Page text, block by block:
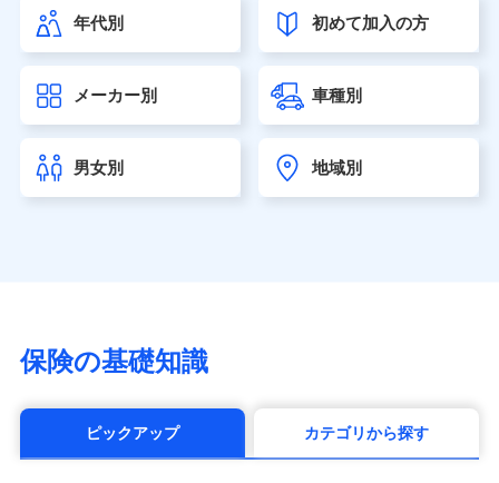
第一ネオ生命保険株式会社（https://neofirst.co.jp/）
大樹生命保険株式会社（https://www.taiju-life.co.jp）
seimei.co.jp）
チューリッヒ生命保険株式会社
東京海上日動あんしん生命保険株式会社
（https://www.tmn-anshin.co.jp/）
マニュライフ生命保険株式会社
（https://www.manulife.co.jp/）
（https://www.msa-life.co.jp/）
メットライフ生命株式会社(https://www.metlife.co.jp/)
年代別 初めて加入の方
メーカー別 車種別
男女別 地域別
保険の基礎知識
ピックアップ カテゴリから探す